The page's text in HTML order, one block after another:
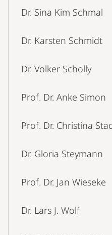
Dr. Sina Kim Schmal
Dr. Karsten Schmidt
Dr. Volker Scholly
Prof. Dr. Anke Simon
Prof. Dr. Christina
Dr. Gloria Steymann
Prof. Dr. Jan Wieseke
Dr. Lars J. Wolf